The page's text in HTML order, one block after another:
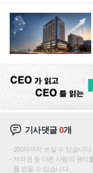
기사댓글0개
200자까지 쓰실 수 있습니다
저작권 등 다른 사람의 권리
를 받을 수 있습니다.